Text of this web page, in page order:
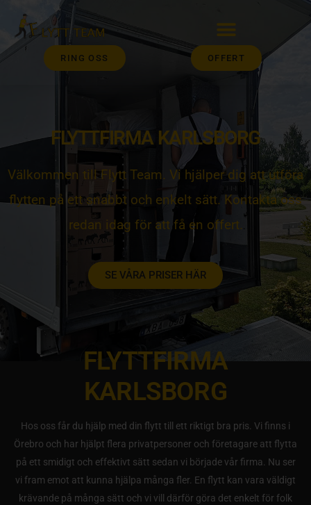
RING OSS OFFERT
FLYTTFIRMA KARLSBORG
Välkommen till Flytt Team. Vi hjälper dig att utföra
flytten på ett snabbt och enkelt sätt. Kontakta oss
redan idag för att få en offert.
SE VÅRA PRISER HÄR
FLYTTFIRMA
KARLSBORG
Hos oss får du hjälp med din flytt till ett riktigt bra pris. Vi finns i
Örebro och har hjälpt flera privatpersoner och företagare att flytta
på ett smidigt och effektivt sätt sedan vi började vår firma. Nu ser
vi fram emot att kunna hjälpa många fler. En flytt kan vara väldigt
krävande på många sätt och vi vill därför göra det enkelt för folk